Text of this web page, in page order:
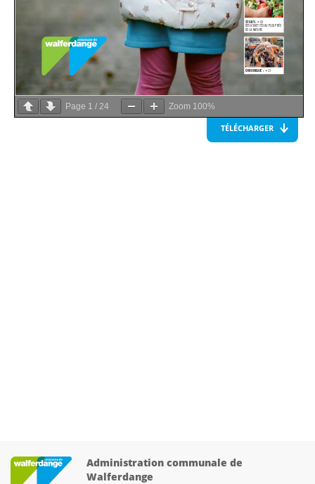
Page 1 / 24 Zoom 100%
TÉLÉCHARGER
Administration communale de
Walferdange